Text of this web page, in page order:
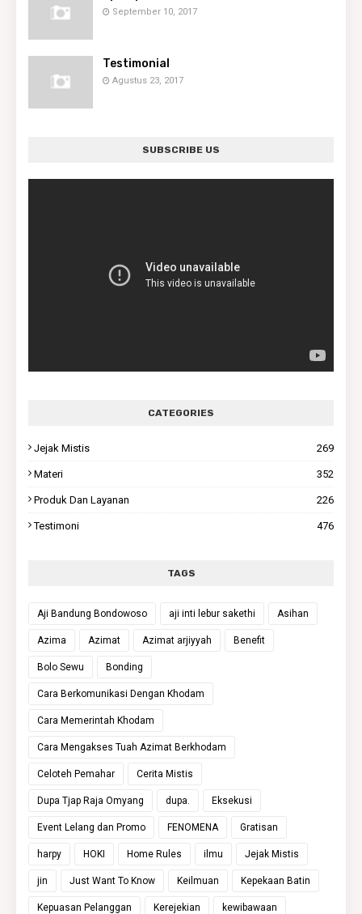
September 10, 2017
Testimonial
Agustus 23, 2017
SUBSCRIBE US
CATEGORIES
Jejak Mistis 269
Materi 352
Produk Dan Layanan 226
Testimoni 476
TAGS
Aji Bandung Bondowoso aji inti lebur sakethi Asihan
Azima Azimat Azimat arjiyyah Benefit
Bolo Sewu Bonding
Cara Berkomunikasi Dengan Khodam
Cara Memerintah Khodam
Cara Mengakses Tuah Azimat Berkhodam
Celoteh Pemahar Cerita Mistis
Dupa Tjap Raja Omyang dupa. Eksekusi
Event Lelang dan Promo FENOMENA Gratisan
harpy HOKI Home Rules ilmu Jejak Mistis
jin Just Want To Know Keilmuan Kepekaan Batin
Kepuasan Pelanggan Kerejekian kewibawaan